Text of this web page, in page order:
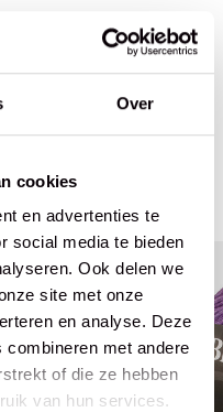
Over
cookies
en advertenties te
social media te bieden
Ook delen we
site met onze
en analyse. Deze
combineren met andere
of die ze hebben
van hun services.